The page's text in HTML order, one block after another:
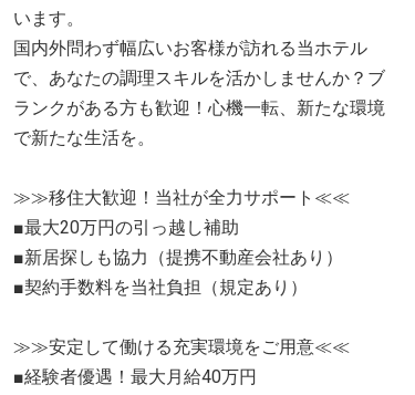
います。
国内外問わず幅広いお客様が訪れる当ホテル
で、あなたの調理スキルを活かしませんか？ブ
ランクがある方も歓迎！心機一転、新たな環境
で新たな生活を。
≫≫移住大歓迎！当社が全力サポート≪≪
■最大20万円の引っ越し補助
■新居探しも協力（提携不動産会社あり）
■契約手数料を当社負担（規定あり）
≫≫安定して働ける充実環境をご用意≪≪
■経験者優遇！最大月給40万円